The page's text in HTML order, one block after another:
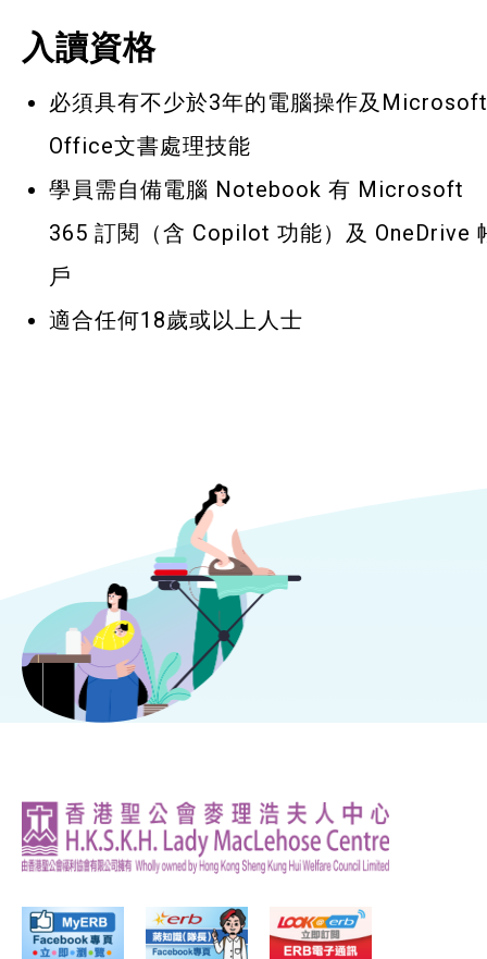
入讀資格
必須具有不少於3年的電腦操作及Microsoft
Office文書處理技能
學員需自備電腦 Notebook 有 Microsoft
365 訂閱（含 Copilot 功能）及 OneDrive
戶
適合任何18歲或以上人士